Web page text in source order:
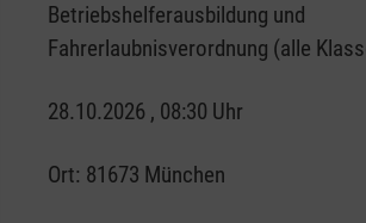
Betriebshelferausbildung und
Fahrerlaubnisverordnung (alle
28.10.2026 , 08:30 Uhr
Ort: 81673 München